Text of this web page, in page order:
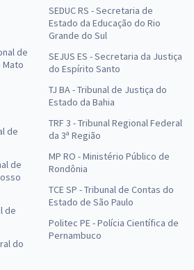
de
de
de
de
do
SEDUC RS - Secretaria de
Estado da Educação do Rio
Grande do Sul
SEJUS ES - Secretaria da Justiça
do Espírito Santo
TJ BA - Tribunal de Justiça do
Estado da Bahia
TRF 3 - Tribunal Regional Federal
da 3ª Região
MP RO - Ministério Público de
Rondônia
TCE SP - Tribunal de Contas do
Estado de São Paulo
Politec PE - Polícia Científica de
Pernambuco